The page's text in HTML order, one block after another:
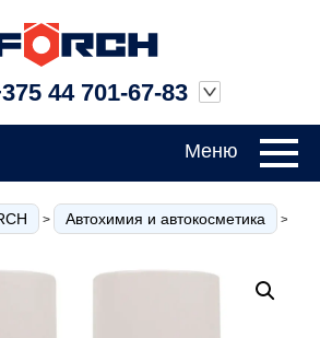
44 701-67-83
Меню
> Автохимия и автокосметика >